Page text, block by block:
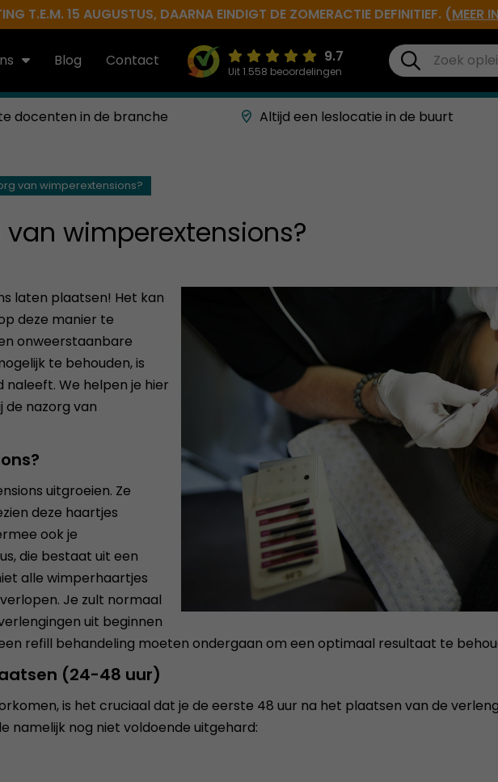
T.E.M. 15 AUGUSTUS, DAARNA EINDIGT DE ZOMERACTIE DEFINITIEF. (MEER
Blog Contact 9.7
Uit 1.558 beoordelingen
docenten in de branche Altijd een leslocatie in de buurt
van wimperextensions?
wimperextensions?
laten plaatsen! Het kan
deze manier te
onweerstaanbare
te behouden, is
We helpen je hier
nazorg van
uitgroeien. Ze
deze haartjes
ook je
die bestaat uit een
alle wimperhaartjes
Je zult normaal
uit beginnen
refill behandeling moeten ondergaan om een optimaal resultaat te
(24-48 uur)
is het cruciaal dat je de eerste 48 uur na het plaatsen van de
namelijk nog niet voldoende uitgehard: